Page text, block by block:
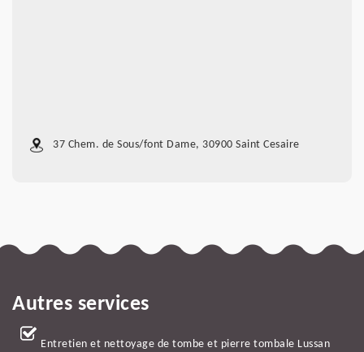
37 Chem. de Sous/font Dame, 30900 Saint Cesaire
Autres services
Entretien et nettoyage de tombe et pierre tombale Lussan